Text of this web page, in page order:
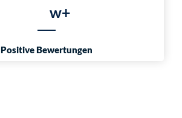
w+
Positive Bewertungen